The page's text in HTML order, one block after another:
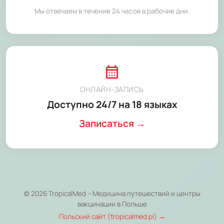
Мы отвечаем в течение 24 часов в рабочие дни.
calendar_month
ОНЛАЙН-ЗАПИСЬ
Доступно 24/7 на 18 языках
Записаться →
© 2026 TropicalMed – Медицина путешествий и центры
вакцинации в Польше
Польский сайт (tropicalmed.pl) →